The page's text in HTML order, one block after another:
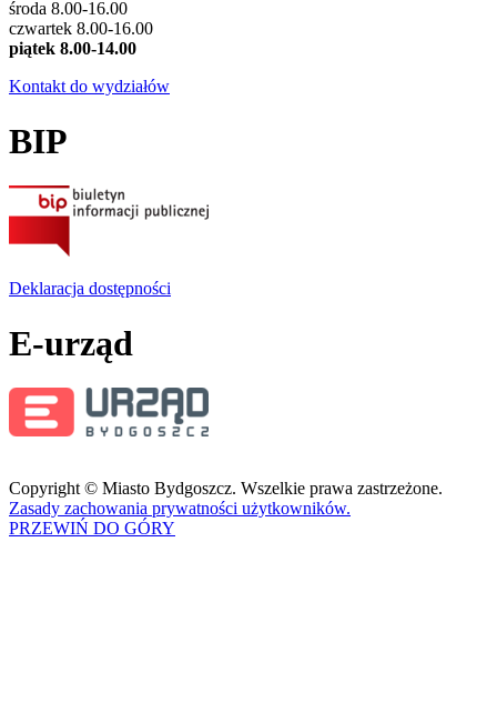
środa 8.00-16.00
czwartek 8.00-16.00
piątek 8.00-14.00
Kontakt do wydziałów
BIP
Deklaracja dostępności
E-urząd
Copyright © Miasto Bydgoszcz. Wszelkie prawa zastrzeżone.
Zasady zachowania prywatności użytkowników.
PRZEWIŃ DO GÓRY